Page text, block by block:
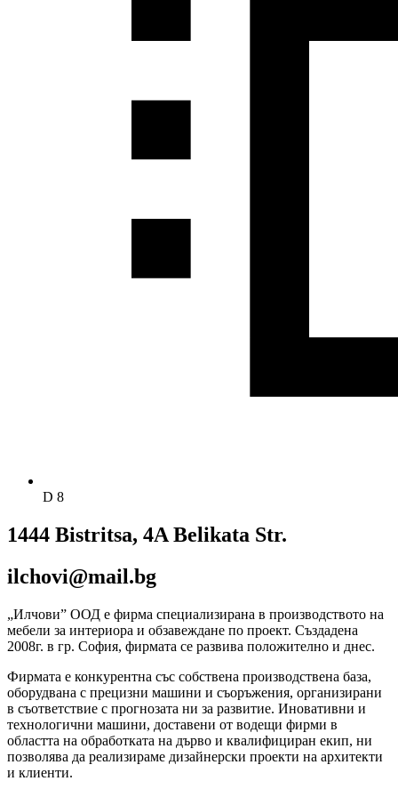
D 8
1444 Bistritsa, 4A Belikata Str.
ilchovi@mail.bg
„Илчови” ООД е фирма специализирана в производството на
мебели за интериора и обзавеждане по проект. Създадена
2008г. в гр. София, фирмата се развива положително и днес.
Фирмата е конкурентна със собствена производствена база,
оборудвана с прецизни машини и съоръжения, организирани
в съответствие с прогнозата ни за развитие. Иновативни и
технологични машини, доставени от водещи фирми в
областта на обработката на дърво и квалифициран екип, ни
позволява да реализираме дизайнерски проекти на архитекти
и клиенти.